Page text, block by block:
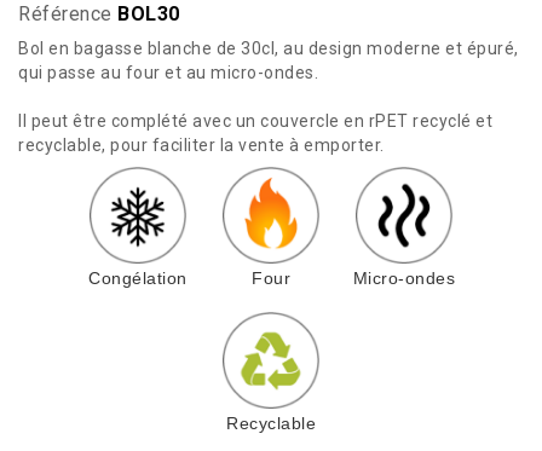
Référence BOL30
Bol en bagasse blanche de 30cl, au design moderne et épuré,
qui passe au four et au micro-ondes.
Il peut être complété avec un couvercle en rPET recyclé et
recyclable, pour faciliter la vente à emporter.
Congélation Four Micro-ondes
Recyclable